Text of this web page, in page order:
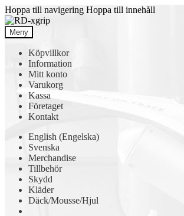
Hoppa till navigering Hoppa till innehåll
Meny
Köpvillkor
Information
Mitt konto
Varukorg
Kassa
Företaget
Kontakt
English (Engelska)
Svenska
Merchandise
Tillbehör
Skydd
Kläder
Däck/Mousse/Hjul